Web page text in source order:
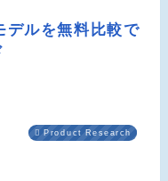
ルを無料比較で
Product Research